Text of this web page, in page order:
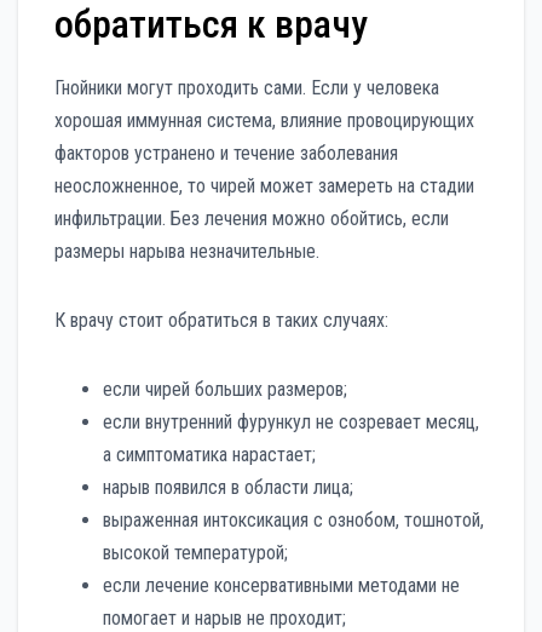
обратиться к врачу
Гнойники могут проходить сами. Если у человека
хорошая иммунная система, влияние провоцирующих
факторов устранено и течение заболевания
неосложненное, то чирей может замереть на стадии
инфильтрации. Без лечения можно обойтись, если
размеры нарыва незначительные.
К врачу стоит обратиться в таких случаях:
если чирей больших размеров;
если внутренний фурункул не созревает месяц,
а симптоматика нарастает;
нарыв появился в области лица;
выраженная интоксикация с ознобом, тошнотой,
высокой температурой;
если лечение консервативными методами не
помогает и нарыв не проходит;